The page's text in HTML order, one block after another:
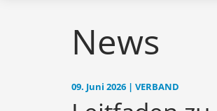
News
09. Juni 2026 | VERBAND